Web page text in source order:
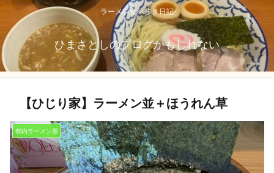
ラーメン食べ歩き日記
ひまさとしのブログかもしれない
【ひじり家】ラーメン並＋ほうれん草
都内ラーメン屋